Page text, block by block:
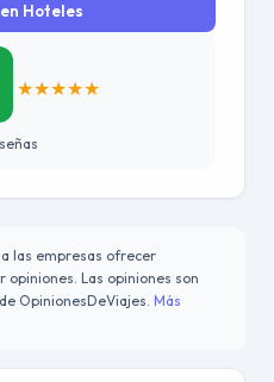
Hoteles
★★★★★
las empresas ofrecer
Las opiniones son
OpinionesDeViajes. Más